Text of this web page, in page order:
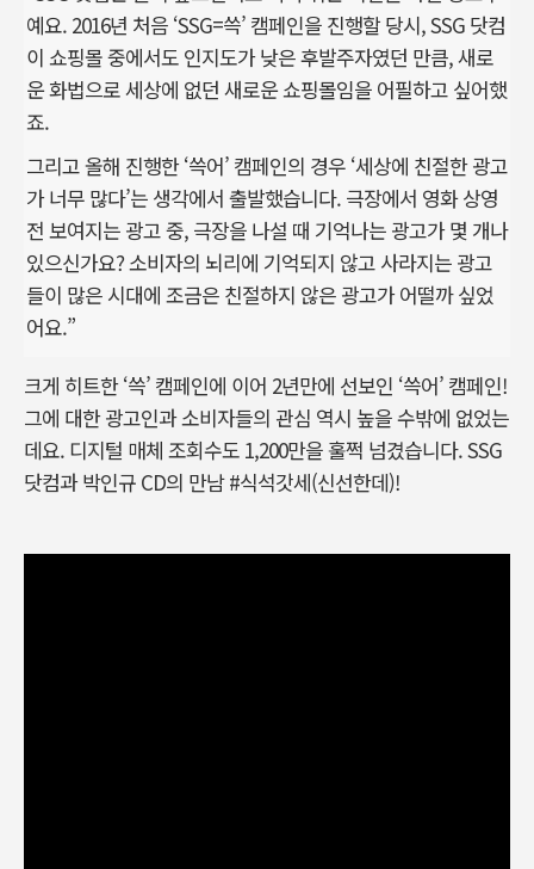
예요. 2016년 처음 ‘SSG=쓱’ 캠페인을 진행할 당시, SSG 닷컴
이 쇼핑몰 중에서도 인지도가 낮은 후발주자였던 만큼, 새로
운 화법으로 세상에 없던 새로운 쇼핑몰임을 어필하고 싶어했
죠.
그리고 올해 진행한 ‘쓱어’ 캠페인의 경우 ‘세상에 친절한 광고
가 너무 많다’는 생각에서 출발했습니다. 극장에서 영화 상영
전 보여지는 광고 중, 극장을 나설 때 기억나는 광고가 몇 개나
있으신가요? 소비자의 뇌리에 기억되지 않고 사라지는 광고
들이 많은 시대에 조금은 친절하지 않은 광고가 어떨까 싶었
어요.”
크게 히트한 ‘쓱’ 캠페인에 이어 2년만에 선보인 ‘쓱어’ 캠페인!
그에 대한 광고인과 소비자들의 관심 역시 높을 수밖에 없었는
데요. 디지털 매체 조회수도 1,200만을 훌쩍 넘겼습니다. SSG
닷컴과 박인규 CD의 만남 #식석갓세(신선한데)!